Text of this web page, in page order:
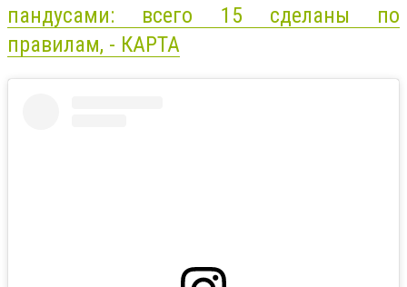
пандусами: всего 15 сделаны по
правилам, - КАРТА